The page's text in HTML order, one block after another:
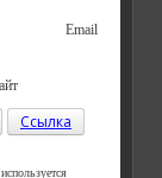
Email
Ссылка